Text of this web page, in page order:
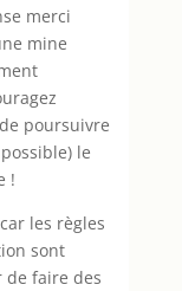
merci
mine
poursuivre
le
!
les règles
sont
de faire des